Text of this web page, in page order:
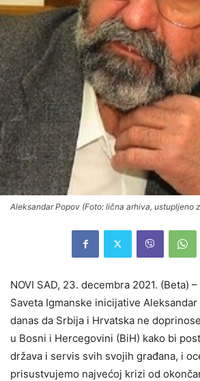
Aleksandar Popov (Foto: lična arhiva, ustupljeno
NOVI SAD, 23. decembra 2021. (Beta)
Saveta Igmanske inicijative
danas da Srbija i Hrvatska ne
u Bosni i Hercegovini (BiH) kako bi
država i servis svih svojih građana, i
prisustvujemo najvećoj krizi od